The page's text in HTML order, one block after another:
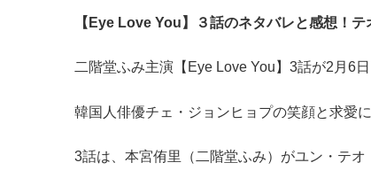
【Eye Love You】３話のネタバレと感想！
二階堂ふみ主演【Eye Love You】3話が2月6日
韓国人俳優チェ・ジョンヒョプの笑顔と求愛
3話は、本宮侑里（二階堂ふみ）がユン・テ